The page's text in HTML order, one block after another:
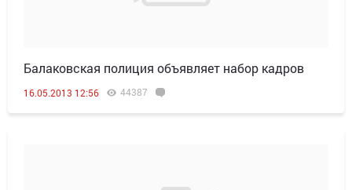
Балаковская полиция объявляет набор кадров
16.05.2013 12:56 44387